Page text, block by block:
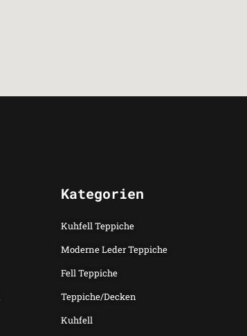
Kategorien
Kuhfell Teppiche
Moderne Leder Teppiche
Fell Teppiche
Teppiche/Decken
Kuhfell